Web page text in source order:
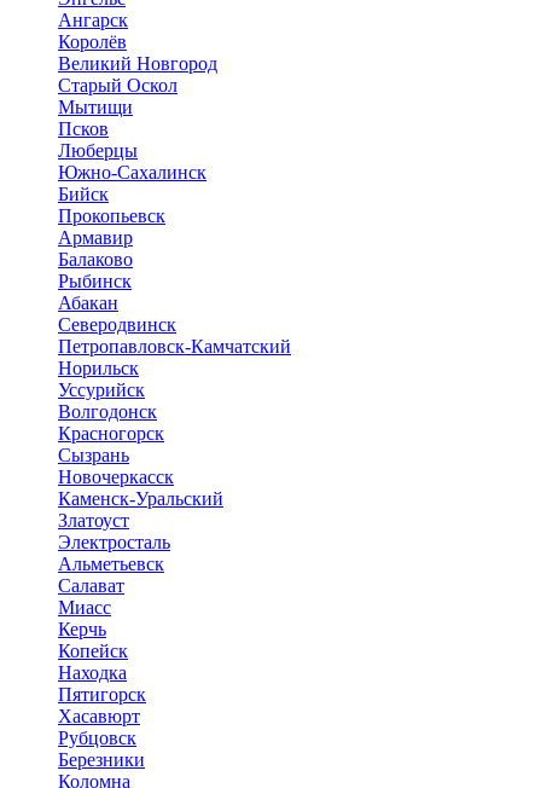
Ангарск
Королёв
Великий Новгород
Старый Оскол
Мытищи
Псков
Люберцы
Южно-Сахалинск
Бийск
Прокопьевск
Армавир
Балаково
Рыбинск
Абакан
Северодвинск
Петропавловск-Камчатский
Норильск
Уссурийск
Волгодонск
Красногорск
Сызрань
Новочеркасск
Каменск-Уральский
Златоуст
Электросталь
Альметьевск
Салават
Миасс
Керчь
Копейск
Находка
Пятигорск
Хасавюрт
Рубцовск
Березники
Коломна